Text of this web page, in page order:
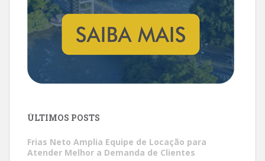
ÚLTIMOS POSTS
Frias Neto Amplia Equipe de Locação para
Atender Melhor a Demanda de Clientes